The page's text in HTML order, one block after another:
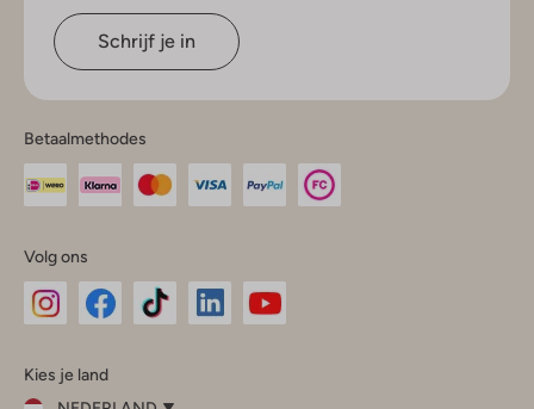
Schrijf je in
Betaalmethodes
Volg ons
InstagramFacebook
Kies je land